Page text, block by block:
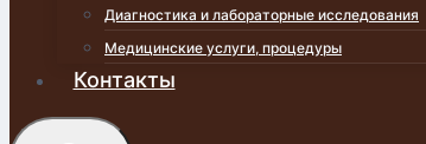
Диагностика и лабораторные исследования
Медицинские услуги, процедуры
Контакты